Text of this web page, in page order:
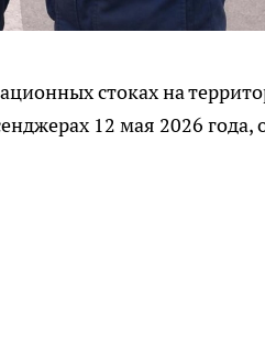
стоках на
12 мая 2026 года,